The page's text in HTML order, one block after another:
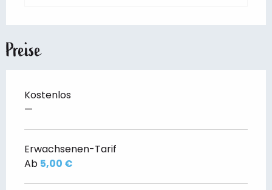
Preise
Kostenlos
—
Erwachsenen-Tarif
Ab 5,00 €